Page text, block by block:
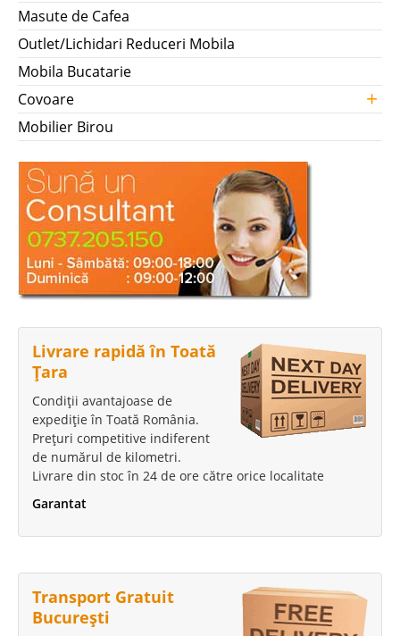
Masute de Cafea
Outlet/Lichidari Reduceri Mobila
Mobila Bucatarie
Covoare
+
Mobilier Birou
Livrare rapidă în Toată
Țara
Condiții avantajoase de
expediție în Toată România.
Prețuri competitive indiferent
de numărul de kilometri.
Livrare din stoc în 24 de ore către orice localitate
Garantat
Transport Gratuit
București